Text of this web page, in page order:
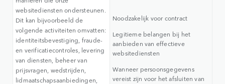
websitediensten ondersteunen.
Dit kan bijvoorbeeld de
volgende activiteiten omvatten:
identiteitsbevestiging, fraude-
en verificatiecontroles, levering
van diensten, beheer van
prijsvragen, wedstrijden,
lidmaatschapsaanbiedingen,
Noodzakelijk voor contract
Legitieme belangen bij het
aanbieden van effectieve
websitediensten
Wanneer persoonsgegevens
vereist zijn voor het afsluiten van